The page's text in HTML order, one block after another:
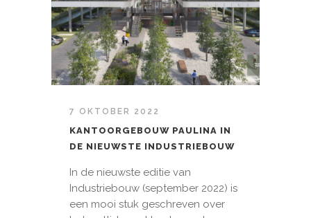
7 OKTOBER 2022
KANTOORGEBOUW PAULINA IN
DE NIEUWSTE INDUSTRIEBOUW
In de nieuwste editie van
Industriebouw (september 2022) is
een mooi stuk geschreven over